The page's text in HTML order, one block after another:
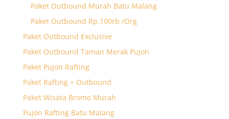
Paket Outbound Murah Batu Malang
Paket Outbound Rp.100rb /Org
Paket Outbound Exclusive
Paket Outbound Taman Merak Pujon
Paket Pujon Rafting
Paket Rafting + Outbound
Paket Wisata Bromo Murah
Pujon Rafting Batu Malang